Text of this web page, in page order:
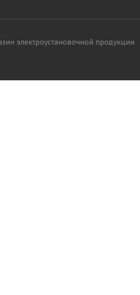
электроустановочной продукции